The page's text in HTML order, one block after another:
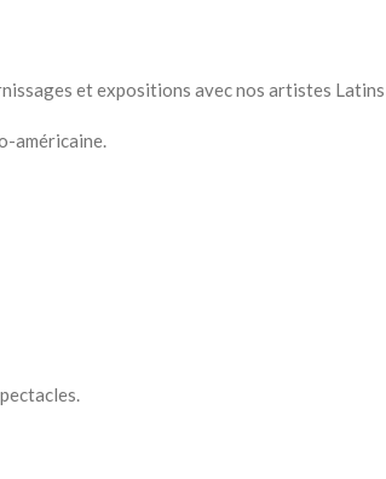
et expositions avec nos artistes Latins
américaine.